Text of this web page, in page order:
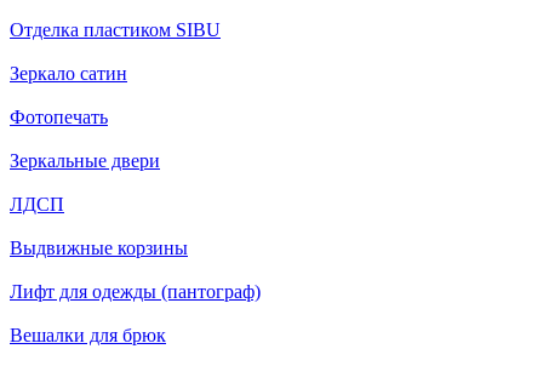
Отделка пластиком SIBU
Зеркало сатин
Фотопечать
Зеркальные двери
ЛДСП
Выдвижные корзины
Лифт для одежды (пантограф)
Вешалки для брюк